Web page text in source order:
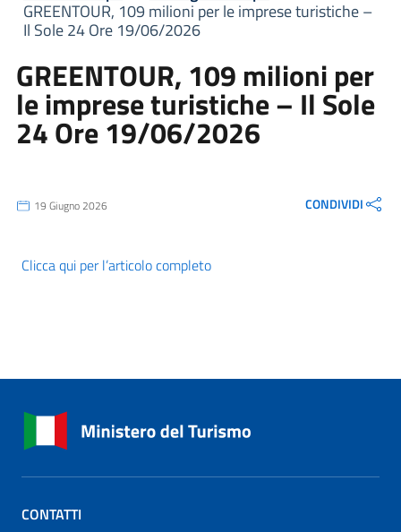
GREENTOUR, 109 milioni per le imprese turistiche –
Il Sole 24 Ore 19/06/2026
GREENTOUR, 109 milioni per
le imprese turistiche – Il Sole
24 Ore 19/06/2026
19 Giugno 2026 CONDIVIDI
Clicca qui per l’articolo completo
CONTATTI